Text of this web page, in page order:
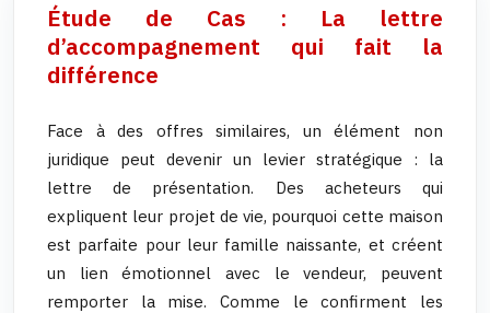
Étude de Cas : La lettre
d’accompagnement qui fait la
différence
Face à des offres similaires, un élément non
juridique peut devenir un levier stratégique : la
lettre de présentation. Des acheteurs qui
expliquent leur projet de vie, pourquoi cette maison
est parfaite pour leur famille naissante, et créent
un lien émotionnel avec le vendeur, peuvent
remporter la mise. Comme le confirment les